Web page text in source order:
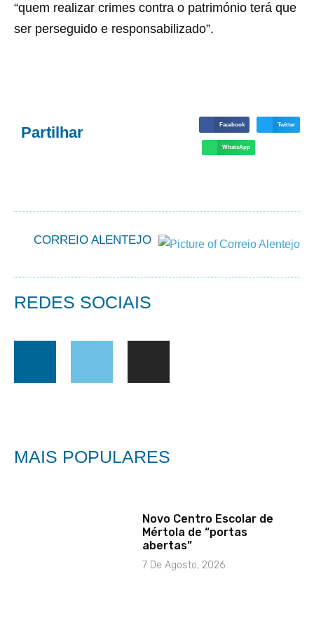
“quem realizar crimes contra o património terá que
ser perseguido e responsabilizado”.
Partilhar Facebook Twitter
WhatsApp
CORREIO ALENTEJO
REDES SOCIAIS
MAIS POPULARES
Novo Centro Escolar de
Mértola de “portas
abertas”
7 De Agosto, 2026